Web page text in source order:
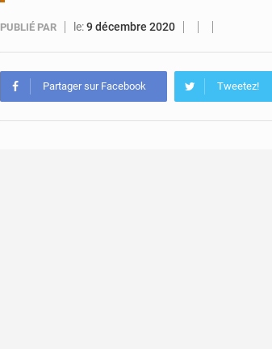
PUBLIÉ PAR le:9 décembre 2020
Partager sur Facebook Tweetez!